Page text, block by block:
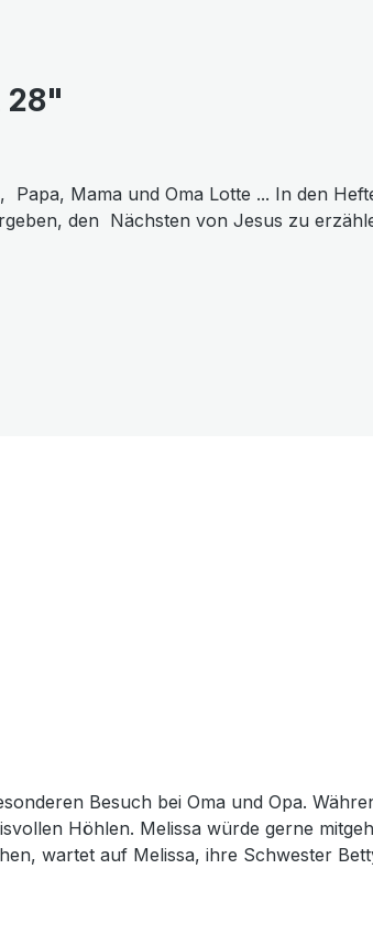
28"
Mama und Oma Lotte ... In den
den Nächsten von Jesus zu
Besuch bei Oma und Opa.
Höhlen. Melissa würde gerne
Kindern auf einfache und